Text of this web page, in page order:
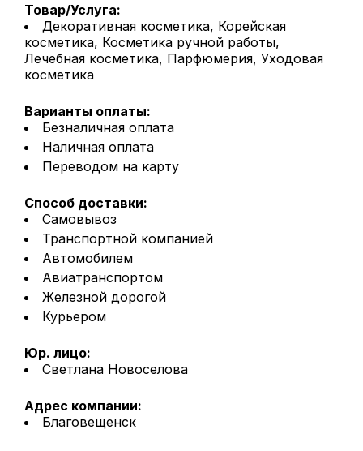
Товар/Услуга:
Декоративная косметика, Корейская
косметика, Косметика ручной работы,
Лечебная косметика, Парфюмерия, Уходовая
косметика
Варианты оплаты:
Безналичная оплата
Наличная оплата
Переводом на карту
Способ доставки:
Самовывоз
Транспортной компанией
Автомобилем
Авиатранспортом
Железной дорогой
Курьером
Юр. лицо:
Светлана Новоселова
Адрес компании:
Благовещенск